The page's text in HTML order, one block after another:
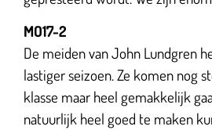
MO17-2
De meiden van John Lundgren
lastiger seizoen. Ze komen nog
klasse maar heel gemakkelijk
natuurlijk heel goed te maken